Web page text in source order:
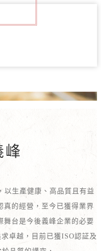
峰
以生產健康、高品質且有益
真的經營，至今已獲得業界
舞台是今後義峰企業的必要
卓越，目前已獲ISO認証及